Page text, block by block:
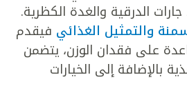
الدرقية والغدة الكظرية.
والتمثيل الغذائي فيقدم
على فقدان الوزن، يتضمن
بالإضافة إلى الخيارات